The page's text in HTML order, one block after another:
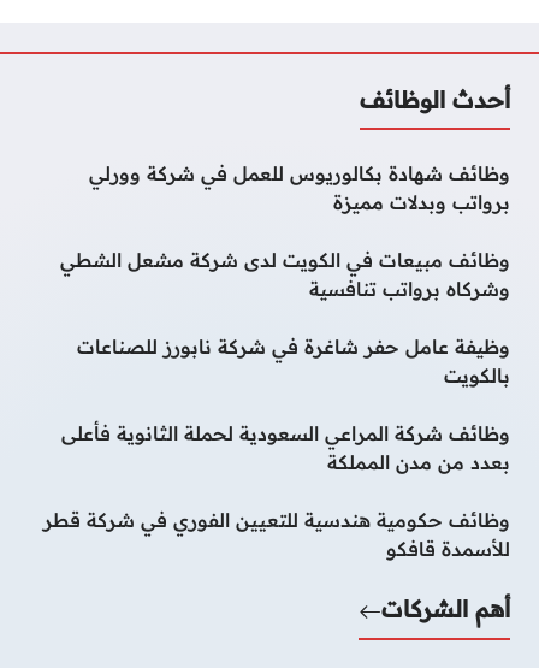
أحدث الوظائف
وظائف شهادة بكالوريوس للعمل في شركة وورلي
برواتب وبدلات مميزة
وظائف مبيعات في الكويت لدى شركة مشعل الشطي
وشركاه برواتب تنافسية
وظيفة عامل حفر شاغرة في شركة نابورز للصناعات
بالكويت
وظائف شركة المراعي السعودية لحملة الثانوية فأعلى
بعدد من مدن المملكة
وظائف حكومية هندسية للتعيين الفوري في شركة قطر
للأسمدة قافكو
أهم الشركات